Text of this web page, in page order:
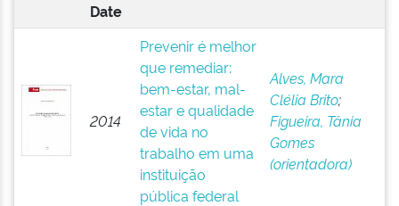
Date
2014
Prevenir é melhor
que remediar:
bem-estar, mal-
estar e qualidade
de vida no
trabalho em uma
instituição
pública federal
Alves, Mara
Clélia Brito;
Figueira, Tânia
Gomes
(orientadora)